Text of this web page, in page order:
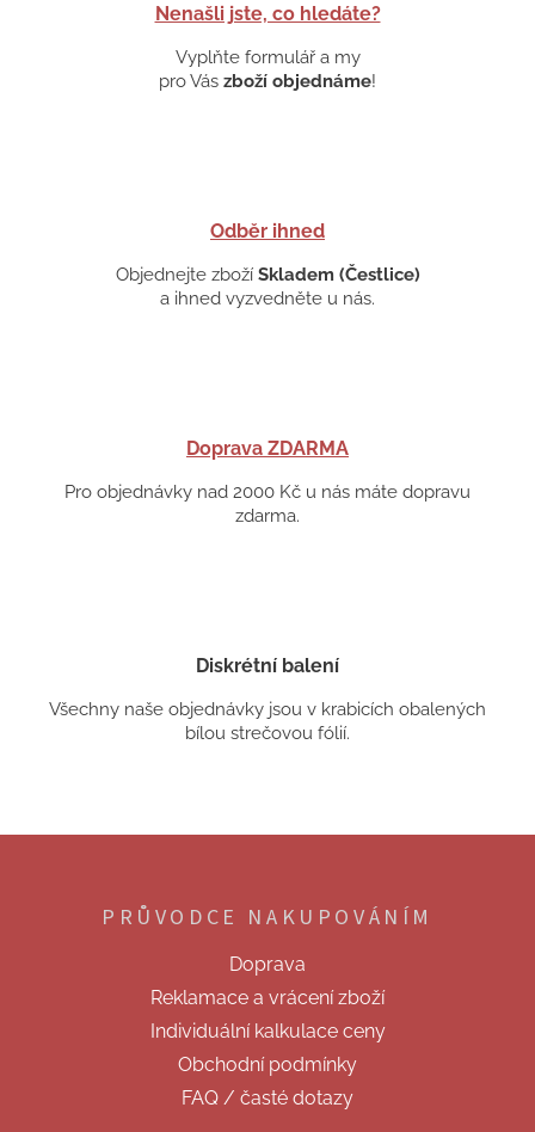
Nenašli jste, co hledáte?
Vyplňte formulář a my
pro Vás zboží objednáme!
Odběr ihned
Objednejte zboží Skladem (Čestlice)
a ihned vyzvedněte u nás.
Doprava ZDARMA
Pro objednávky nad 2000 Kč u nás máte dopravu
zdarma.
Diskrétní balení
Všechny naše objednávky jsou v krabicích obalených
bílou strečovou fólií.
PRŮVODCE NAKUPOVÁNÍM
Doprava
Reklamace a vrácení zboží
Individuální kalkulace ceny
Obchodní podmínky
FAQ / časté dotazy